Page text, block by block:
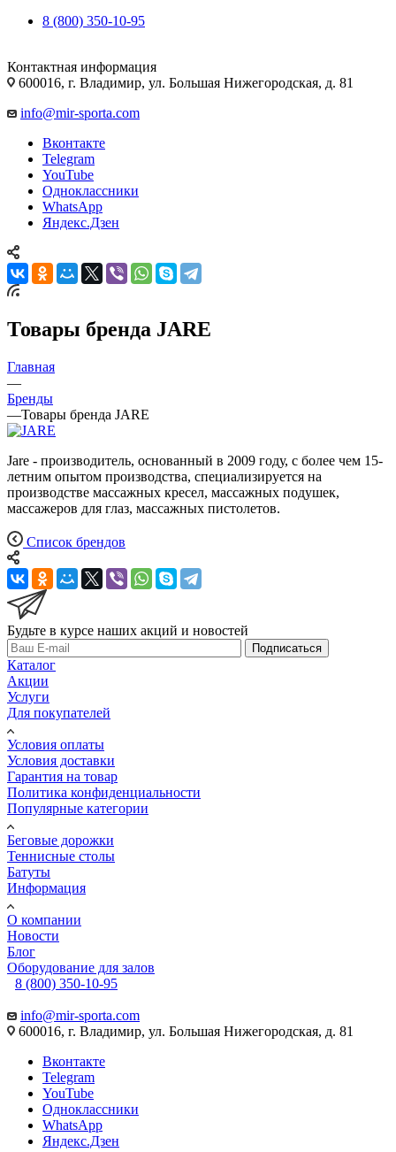
8 (800) 350-10-95
Контактная информация
600016, г. Владимир, ул. Большая Нижегородская, д. 81
info@mir-sporta.com
Вконтакте
Telegram
YouTube
Одноклассники
WhatsApp
Яндекс.Дзен
Товары бренда JARE
Главная
—
Бренды
—Товары бренда JARE
Jare - производитель, основанный в 2009 году, с более чем 15-
летним опытом производства, специализируется на
производстве массажных кресел, массажных подушек,
массажеров для глаз, массажных пистолетов.
Список брендов
Будьте в курсе наших акций и новостей
Подписаться
Каталог
Акции
Услуги
Для покупателей
Условия оплаты
Условия доставки
Гарантия на товар
Политика конфиденциальности
Популярные категории
Беговые дорожки
Теннисные столы
Батуты
Информация
О компании
Новости
Блог
Оборудование для залов
8 (800) 350-10-95
info@mir-sporta.com
600016, г. Владимир, ул. Большая Нижегородская, д. 81
Вконтакте
Telegram
YouTube
Одноклассники
WhatsApp
Яндекс.Дзен